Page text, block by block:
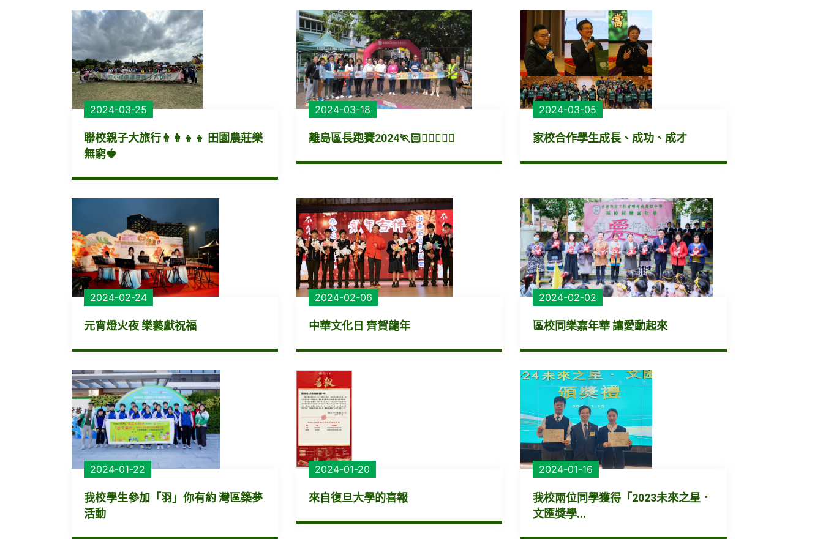
2024-03-25
聯校親子大旅行👨‍👩‍👦‍👦 田園農莊樂
無窮🍓
2024-03-18
離島區長跑賽2024🏃🏻🏃‍♀🏃🏽‍♂
2024-03-05
家校合作學生成長、成功、成才
2024-02-24
元宵燈火夜 樂藝獻祝福
2024-02-06
中華文化日 齊賀龍年
2024-02-02
區校同樂嘉年華 讓愛動起來
2024-01-22
我校學生參加「羽」你有約 灣區築夢
活動
2024-01-20
來自復旦大學的喜報
2024-01-16
我校兩位同學獲得「2023未來之星．
文匯獎學...